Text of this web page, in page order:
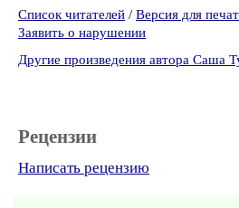
Список читателей / Версия для
Заявить о нарушении
Другие произведения автора Саша
Рецензии
Написать рецензию